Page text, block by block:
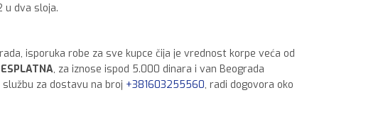
u dva sloja.
isporuka robe za sve kupce čija je vrednost korpe veća od
, za iznose ispod 5.000 dinara i van Beograda
za dostavu na broj +381603255560, radi dogovora oko